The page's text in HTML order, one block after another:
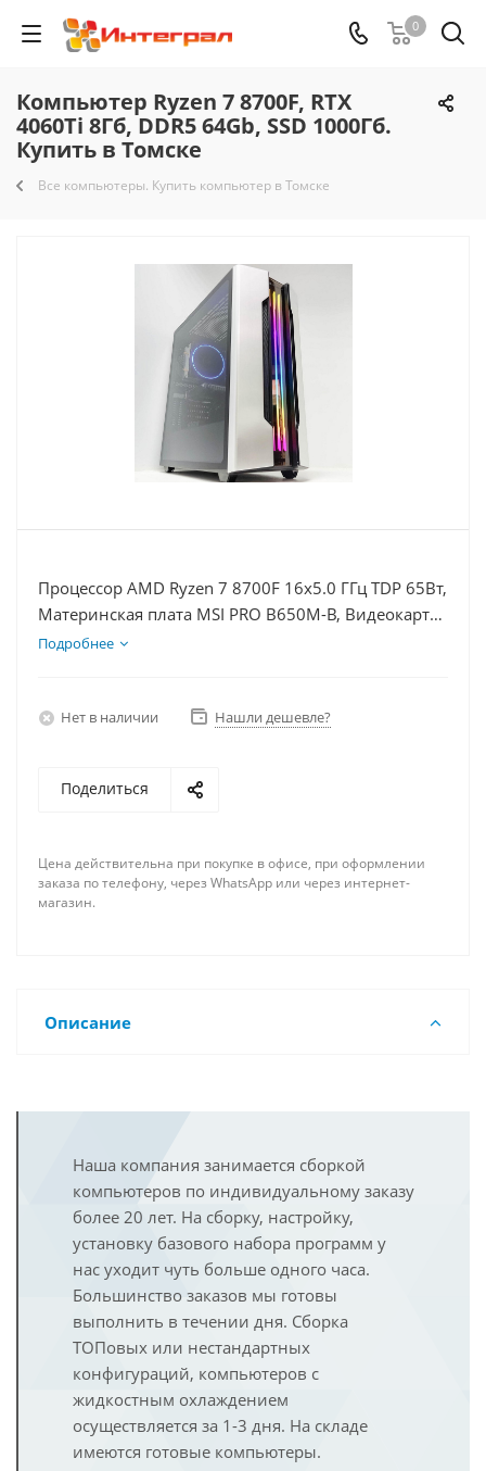
0
Компьютер Ryzen 7 8700F, RTX
4060Ti 8Гб, DDR5 64Gb, SSD 1000Гб.
Купить в Томске
Все компьютеры. Купить компьютер в Томске
Процессор AMD Ryzen 7 8700F 16x5.0 ГГц TDP 65Вт,
Материнская плата MSI PRO B650M-B, Видеокарта
RTX 4060Ti 8Гб, Память DDR5 64Gb, Диски SSD
Подробнее
Нет в наличии Нашли дешевле?
Поделиться
Цена действительна при покупке в офисе, при оформлении
заказа по телефону, через WhatsApp или через интернет-
магазин.
Описание
Наша компания занимается сборкой
компьютеров по индивидуальному заказу
более 20 лет. На сборку, настройку,
установку базового набора программ у
нас уходит чуть больше одного часа.
Большинство заказов мы готовы
выполнить в течении дня. Сборка
ТОПовых или нестандартных
конфигураций, компьютеров с
жидкостным охлаждением
осуществляется за 1-3 дня. На складе
имеются готовые компьютеры.